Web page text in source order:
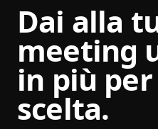
Dai alla
meeting
in più
scelta.